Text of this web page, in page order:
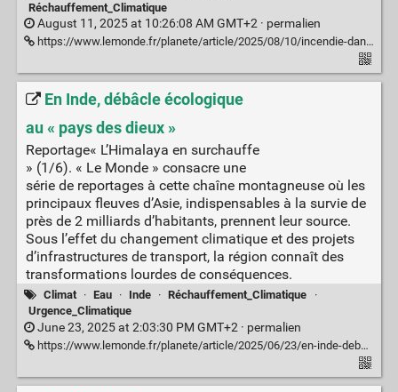
Réchauffement_Climatique
August 11, 2025 at 10:26:08 AM GMT+2 · permalien
https://www.lemonde.fr/planete/article/2025/08/10/incendie-dans-l-aude-les-facteurs-a-l-origine-d-un-sinistre-hors-norme-en-cartes-et-en-graphiques_6627646_3244.html
En Inde, débâcle écologique
au « pays des dieux »
Reportage« L’Himalaya en surchauffe
» (1/6). « Le Monde » consacre une
série de reportages à cette chaîne montagneuse où les
principaux fleuves d’Asie, indispensables à la survie de
près de 2 milliards d’habitants, prennent leur source.
Sous l’effet du changement climatique et des projets
d’infrastructures de transport, la région connaît des
transformations lourdes de conséquences.
Climat · Eau · Inde · Réchauffement_Climatique
·
Urgence_Climatique
June 23, 2025 at 2:03:30 PM GMT+2 · permalien
https://www.lemonde.fr/planete/article/2025/06/23/en-inde-debacle-ecologique-au-pays-des-dieux_6615390_3244.html